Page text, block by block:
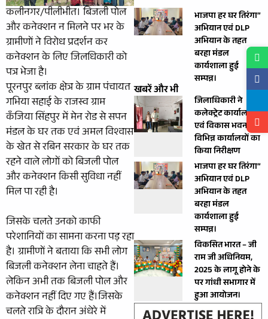
कलीनगर/पीलीभीत। बिजली पोल
और कनेक्शन न मिलने पर भर के
ग्रामीणों ने विरोध प्रदर्शन कर
कनेक्शन के लिए जिलधिकारी को
पत्र भेजा है।
पूरनपुर ब्लांक क्षेत्र के ग्राम पंचायत
गभिया सहाई के राजस्व ग्राम
कँजिया सिंहपुर में मेन रोड से सपन
मंडल के घर तक एवं अमल विश्वास
के खेत से रबिन सरकार के घर तक
रहने वाले लोगों को बिजली पोल
और कनेक्शन किसी सुविधा नहीं
मिल पा रही है।
जिसके चलते उनको काफी
परेशानियों का सामना करना पड़ रहा
है। ग्रामीणों ने बताया कि सभी लोग
बिजली कनेक्शन लेना चाहते हैं।
लेकिन अभी तक बिजली पोल और
कनेक्शन नहीं दिए गए हैं।जिसके
चलते रात्रि के दौरान अंधेरे में
भाजपा हर घर तिरंगा”
अभियान एवं DLP
अभियान के तहत
बरहा मंडल
कार्यशाला हुई
सम्पन्न।
खबरें और भी
जिलाधिकारी ने
कलेक्ट्रेट कार्यालयों
एवं विकास भवन के
विभिन्न कार्यालयों का
किया निरीक्षण
भाजपा हर घर तिरंगा”
अभियान एवं DLP
अभियान के तहत
बरहा मंडल
कार्यशाला हुई
सम्पन्न।
विकसित भारत – जी
राम जी अधिनियम,
2025 के लागू होने के
पर गांधी सभागार में
हुआ आयोजन।